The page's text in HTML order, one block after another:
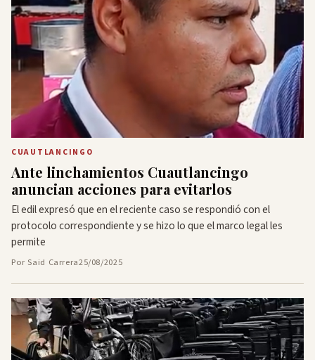
CUAUTLANCINGO
Ante linchamientos Cuautlancingo
anuncian acciones para evitarlos
El edil expresó que en el reciente caso se respondió con el
protocolo correspondiente y se hizo lo que el marco legal les
permite
Por Said Carrera25/08/2025